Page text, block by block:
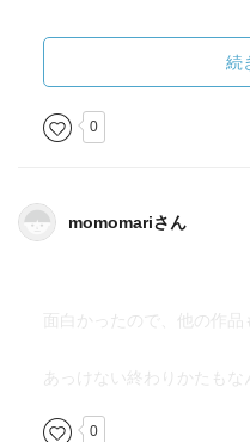
続
0
momomariさん
面白かったので、他の作
あっけない終わりかたもな
0